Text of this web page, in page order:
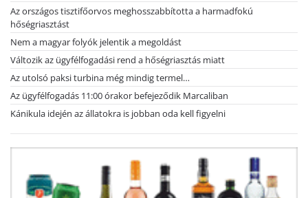
Az országos tisztifőorvos meghosszabbította a harmadfokú
hőségriasztást
Nem a magyar folyók jelentik a megoldást
Változik az ügyfélfogadási rend a hőségriasztás miatt
Az utolsó paksi turbina még mindig termel…
Az ügyfélfogadás 11:00 órakor befejeződik Marcaliban
Kánikula idején az állatokra is jobban oda kell figyelni